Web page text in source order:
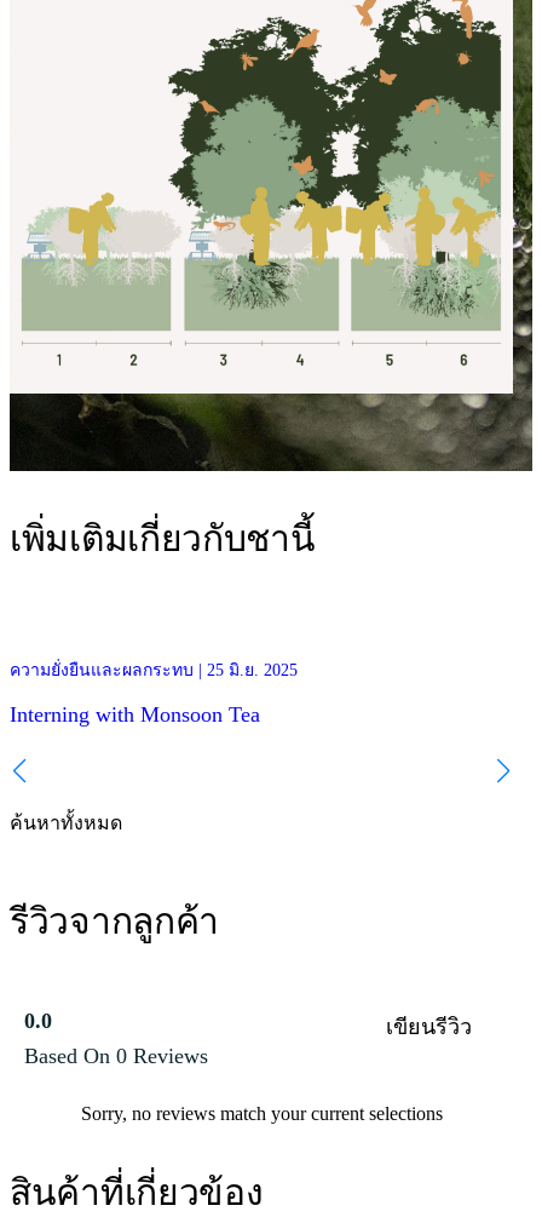
เพิ่มเติมเกี่ยวกับชานี้
ISTOM in France, joining the team in Chiang Mai to do their
insight to their experience!
ความยั่งยืนและผลกระทบ | 25 มิ.ย. 2025
Interning with Monsoon Tea
ค้นหาทั้งหมด
รีวิวจากลูกค้า
0.0
Based On 0 Reviews
เขียนรีวิว
Sorry, no reviews match your current selections
สินค้าที่เกี่ยวข้อง